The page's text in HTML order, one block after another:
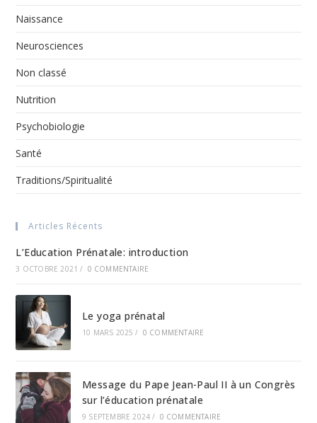
Naissance
Neurosciences
Non classé
Nutrition
Psychobiologie
Santé
Traditions/Spiritualité
Articles Récents
L’Education Prénatale: introduction
3 OCTOBRE 2021 / 0 COMMENTAIRE
Le yoga prénatal
10 MARS 2025 / 0 COMMENTAIRE
Message du Pape Jean-Paul II à un Congrès
sur l’éducation prénatale
9 SEPTEMBRE 2024 / 0 COMMENTAIRE